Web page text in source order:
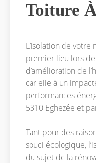
Toiture
L’isolation de votre
premier lieu lors
d’amélioration de
car elle à un
performances
5310 Eghezée et
Tant pour des
souci écologique,
du sujet de la